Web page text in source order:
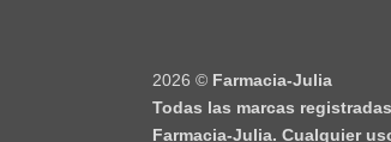
2026 © Farmacia-Julia
Todas las marcas
Farmacia-Julia. Cualquier